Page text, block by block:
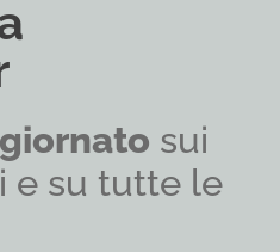
sui
e su tutte le